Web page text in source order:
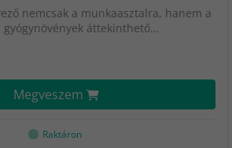
nemcsak a munkaasztalra, hanem a
gyógynövények áttekinthető…
Megveszem
Raktáron